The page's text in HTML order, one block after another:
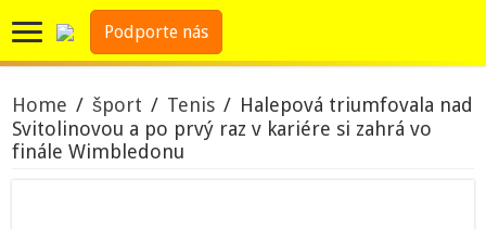
Podporte nás
Home / šport / Tenis / Halepová triumfovala nad
Svitolinovou a po prvý raz v kariére si zahrá vo
finále Wimbledonu